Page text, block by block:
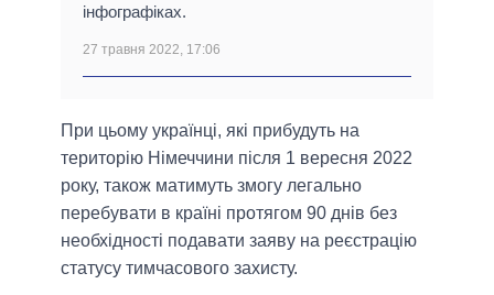
інфографіках.
27 травня 2022, 17:06
При цьому українці, які прибудуть на
територію Німеччини після 1 вересня 2022
року, також матимуть змогу легально
перебувати в країні протягом 90 днів без
необхідності подавати заяву на реєстрацію
статусу тимчасового захисту.